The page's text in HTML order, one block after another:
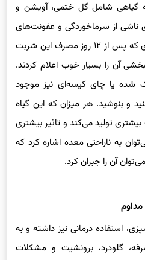
گیاهی شامل گل ختمی، آویشن و
از سرماخوردگی و عفونت‌های
تنفسی را از بین می‌برد. به طوری که پس از ۱۲ روز مصرف این شربت
آن را بسیار خوب اعلام کردند.
یا چای کیسه‌ای نیز موجود
و بنوشید. هر میزان که این گیاه
تولید می‌کند و تاثیر بیشتری
به ناراحتی معده اشاره کرد که
آن را جبران کرد.
استفاده درمانی نیز داشته و به
گلودرد، برونشیت و مشکلات